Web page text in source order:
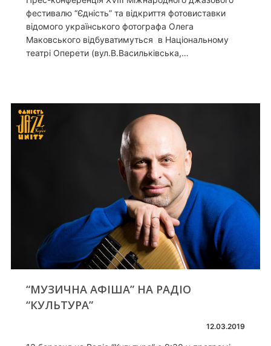
фестивалю “Єдність” та відкриття фотовиставки
відомого українського фотографа Олега
Маковського відбуватимуться в Національному
театрі Оперети (вул.В.Васильківська,…
“МУЗИЧНА АФІША” НА РАДІО
“КУЛЬТУРА”
12.03.2019